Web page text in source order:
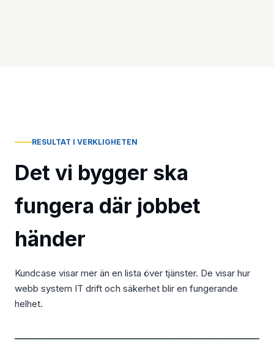
RESULTAT I VERKLIGHETEN
Det vi bygger ska
fungera där jobbet
händer
Kundcase visar mer än en lista över tjänster. De visar hur
webb system IT drift och säkerhet blir en fungerande
helhet.